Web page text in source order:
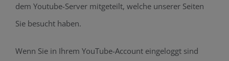
dem Youtube-Server mitgeteilt, welche unserer Seiten
Sie besucht haben.
Wenn Sie in Ihrem YouTube-Account eingeloggt sind